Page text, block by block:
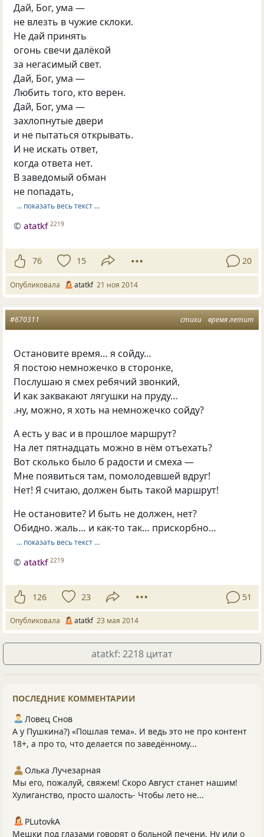
Дай, Бог, ума —
не влезть в чужие склоки.
Не дай принять
огонь свечи далёкой
за негасимый свет.
Дай, Бог, ума —
Любить того, кто верен.
Дай, Бог, ума —
захлопнутые двери
и не пытаться открывать.
И не искать ответ,
когда ответа нет.
В заведомый обман
не попадать,
… показать весь текст …
©atatkf 2219
76 15 20
Опубликовала atatkf 21 ноя 2014
стихи время летит
#670311
Остановите время… я сойду…
Я постою немножечко в сторонке,
Послушаю я смех ребячий звонкий,
И как заквакают лягушки на пруду…
.ну, можно, я хоть на немножечко сойду?
А есть у вас и в прошлое маршрут?
На лет пятнадцать можно в нём отъехать?
Вот сколько было б радости и смеха —
Мне появиться там, помолодевшей вдруг!
Нет! Я считаю, должен быть такой маршрут!
Не остановите? И быть не должен, нет?
Обидно. жаль… и как-то так… прискорбно…
… показать весь текст …
©atatkf 2219
126 23 51
Опубликовала atatkf 23 мая 2014
atatkf: 2218 цитат
ПОСЛЕДНИЕ КОММЕНТАРИИ
Ловец Снов
А у Пушкина?) «Пошлая тема». И ведь это не про контент
18+, а про то, что делается по заведённому...
Олька Лучезарная
Мы его, пожалуй, свяжем! Скоро Август станет нашим!
Хулиганство, просто шалость- Чтобы лето не...
PLutоvkА
Мешки под глазами говорят о больной печени. Ну или о